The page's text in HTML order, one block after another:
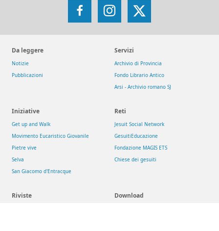
FacebookInstagram
X
Da leggere
Notizie
Pubblicazioni
Servizi
Archivio di Provincia
Fondo Librario Antico
Arsi - Archivio romano SJ
Iniziative
Get up and Walk
Movimento Eucaristico Giovanile
Pietre vive
Selva
San Giacomo d'Entracque
Reti
Jesuit Social Network
GesuitiEducazione
Fondazione MAGIS ETS
Chiese dei gesuiti
Riviste Download